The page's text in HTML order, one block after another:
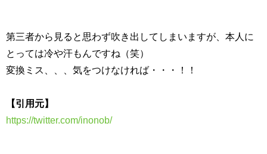
第三者から見ると思わず吹き出してしまいますが、本人に
とっては冷や汗もんですね（笑）
変換ミス、、、気をつけなければ・・・！！
【引用元】
https://twitter.com/inonob/